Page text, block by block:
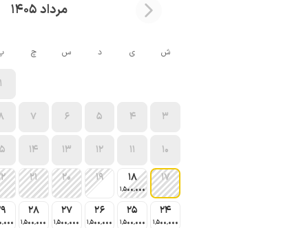
مرداد 1405
ش ی د س چ
1
3
4
5
6
7
10
11
12
13
14
17
18
1٬500٬000
19
20
21
24
1٬500٬000
25
1٬500٬000
26
1٬500٬000
27
1٬500٬000
28
1٬500٬000